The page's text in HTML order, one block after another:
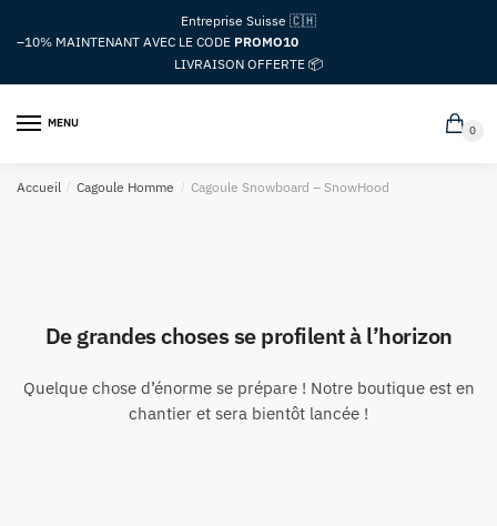
navigation
au
Entreprise Suisse 🇨🇭
–10% MAINTENANT AVEC LE CODE PROMO10
LIVRAISON OFFERTE 📦
MENU
0
Accueil / Cagoule Homme / Cagoule Snowboard – SnowHood
De grandes choses se profilent à l’horizon
Quelque chose d’énorme se prépare ! Notre boutique est en
chantier et sera bientôt lancée !